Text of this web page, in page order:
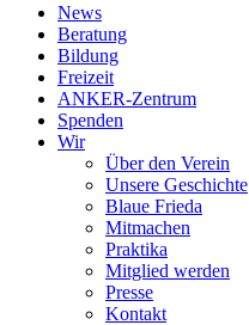
News
Beratung
Bildung
Freizeit
ANKER-Zentrum
Spenden
Wir
Über den Verein
Unsere Geschichte
Blaue Frieda
Mitmachen
Praktika
Mitglied werden
Presse
Kontakt